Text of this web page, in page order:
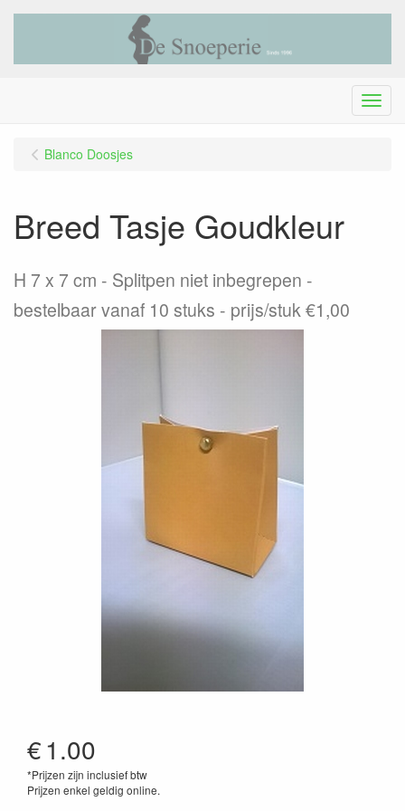
Menu
Blanco Doosjes
Breed Tasje Goudkleur
H 7 x 7 cm - Splitpen niet inbegrepen -
bestelbaar vanaf 10 stuks - prijs/stuk €1,00
€1.00
*Prijzen zijn inclusief btw
Prijzen enkel geldig online.